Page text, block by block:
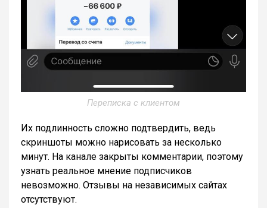
Переписка с клиентом
Их подлинность сложно подтвердить, ведь
скриншоты можно нарисовать за несколько
минут. На канале закрыты комментарии, поэтому
узнать реальное мнение подписчиков
невозможно. Отзывы на независимых сайтах
отсутствуют.